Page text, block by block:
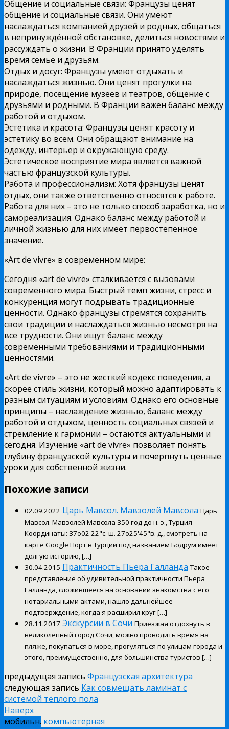
Общение и социальные связи: Французы ценят
общение и социальные связи. Они умеют
наслаждаться компанией друзей и родных, общаться
в непринуждённой обстановке, делиться новостями и
рассуждать о жизни. В Франции принято уделять
время семье и друзьям.
Отдых и досуг: Французы умеют отдыхать и
наслаждаться жизнью. Они ценят прогулки на
природе, посещение музеев и театров, общение с
друзьями и родными. В Франции важен баланс между
работой и отдыхом.
Эстетика и красота: Французы ценят красоту и
эстетику во всем. Они обращают внимание на
одежду, интерьер и окружающую среду.
Эстетическое восприятие мира является важной
частью французской культуры.
Работа и профессионализм: Хотя французы ценят
отдых, они также ответственно относятся к работе.
Работа для них – это не только способ заработка, но и
самореализация. Однако баланс между работой и
личной жизнью для них имеет первостепенное
значение.
«Art de vivre» в современном мире:
Сегодня «art de vivre» сталкивается с вызовами
современного мира. Быстрый темп жизни, стресс и
конкуренция могут подрывать традиционные
ценности. Однако французы стремятся сохранить
свои традиции и наслаждаться жизнью несмотря на
все трудности. Они ищут баланс между
современными требованиями и традиционными
ценностями.
«Art de vivre» – это не жесткий кодекс поведения, а
скорее стиль жизни, который можно адаптировать к
разным ситуациям и условиям. Однако его основные
принципы – наслаждение жизнью, баланс между
работой и отдыхом, ценность социальных связей и
стремление к гармонии – остаются актуальными и
сегодня. Изучение «art de vivre» позволяет понять
глубину французской культуры и почерпнуть ценные
уроки для собственной жизни.
Похожие записи
02.09.2022 Царь Мавсол. Мавзолей Мавсола Царь
Мавсол. Мавзолей Мавсола 350 год до н. э., Турция
Координаты: 37o02'22"с. ш. 27o25'45"в. д., смотреть на
карте Google Порт в Турции под названием Бодрум имеет
долгую историю, […]
30.04.2015 Практичность Пьера Галланда Такое
представление об удивительной практичности Пьера
Галланда, сложившееся на основании знакомства с его
нотариальными актами, нашло дальнейшее
подтверждение, когда я расширил круг […]
28.11.2017 Экскурсии в Сочи Приезжая отдохнуть в
великолепный город Сочи, можно проводить время на
пляже, покупаться в море, прогуляться по улицам города и
этого, преимущественно, для большинства туристов […]
предыдущая запись Французская архитектура
следующая запись Как совмещать ламинат с
системой тёплого пола
Наверх
мобильн. компьютерная